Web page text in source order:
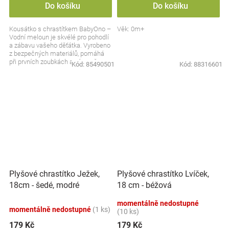
Do košíku
Kousátko s chrastítkem BabyOno –
Vodní meloun je skvélé pro pohodlí
a zábavu vašeho děťátka. Vyrobeno
z bezpečných materiálů, pomáhá
při prvních zoubkách a zároveň
Kód: 85490501
Do košíku
Věk: 0m+
Kód: 88316601
Plyšové chrastítko Ježek,
18cm - šedé, modré
momentálně nedostupné (1 ks)
179 Kč
Plyšové chrastítko Lvíček,
18 cm - béžová
momentálně nedostupné
(10 ks)
179 Kč